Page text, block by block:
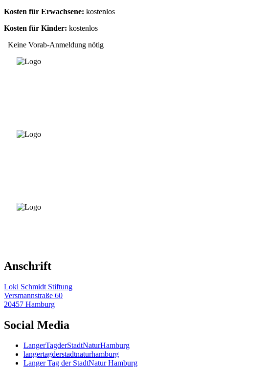
Kosten für Erwachsene: kostenlos
Kosten für Kinder: kostenlos
Keine Vorab-Anmeldung nötig
Anschrift
Loki Schmidt Stiftung
Versmannstraße 60
20457 Hamburg
Social Media
LangerTagderStadtNaturHamburg
langertagderstadtnaturhamburg
Langer Tag der StadtNatur Hamburg